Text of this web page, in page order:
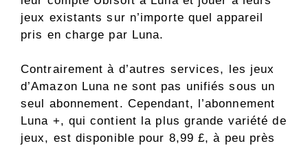
jeux existants sur n’importe quel appareil
pris en charge par Luna.
Contrairement à d’autres services, les jeux
d’Amazon Luna ne sont pas unifiés sous un
seul abonnement. Cependant, l’abonnement
Luna +, qui contient la plus grande variété de
jeux, est disponible pour 8,99 £, à peu près